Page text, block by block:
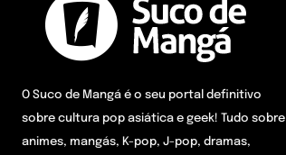
O Suco de Mangá é o seu portal definitivo
sobre cultura pop asiática e geek! Tudo sobre
animes, mangás, K-pop, J-pop, dramas,